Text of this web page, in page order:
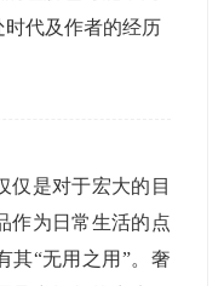
代及作者的经历
仅是对于宏大的目
作为日常生活的点
其“无用之用”。奢